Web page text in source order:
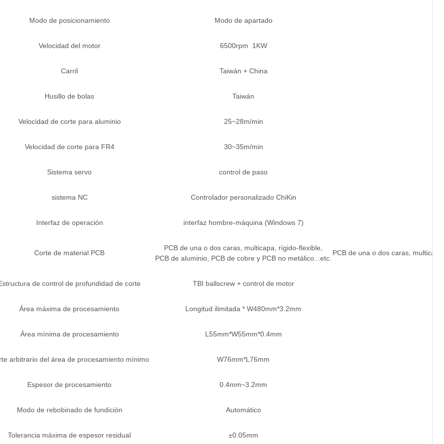
Modo de posicionamiento Modo de apartado
Velocidad del motor 6500rpm 1KW
Carril Taiwán + China
Husillo de bolas Taiwán
Velocidad de corte para aluminio 25~28m/min
Velocidad de corte para FR4 30~35m/min
Sistema servo control de paso
sistema NC Controlador personalizado ChiKin
Interfaz de operación interfaz hombre-máquina (Windows 7)
Corte de material PCB
PCB de una o dos caras, multicapa, rígido-flexible,
PCB de aluminio, PCB de cobre y PCB no metálico...etc.
PCB de una o dos caras,
de control de profundidad de corte TBI ballscrew + control de motor
Área máxima de procesamiento Longitud ilimitada * W480mm*3.2mm
Área mínima de procesamiento L55mm*W55mm*0.4mm
arbitrario del área de procesamiento mínimo W76mm*L76mm
Espesor de procesamiento 0.4mm~3.2mm
Modo de rebobinado de fundición Automático
Tolerancia máxima de espesor residual ±0.05mm